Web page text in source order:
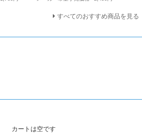
すべてのおすすめ商品を見る
カートは空です